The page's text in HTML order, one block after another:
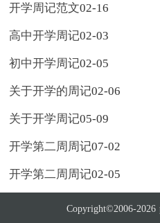
开学周记范文02-16
高中开学周记02-03
初中开学周记02-05
关于开学的周记02-06
关于开学周记05-09
开学第二周周记07-02
开学第二周周记02-05
Copyright©2006-2026